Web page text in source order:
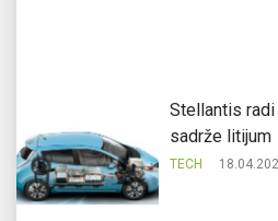
Stellantis radi
sadrže litijum
TECH